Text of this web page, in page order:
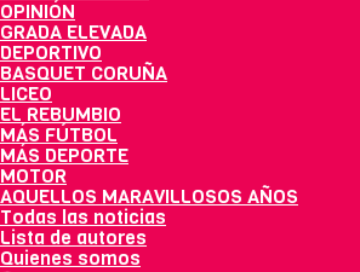
OPINIÓN
GRADA ELEVADA
DEPORTIVO
BASQUET CORUÑA
LICEO
EL REBUMBIO
MÁS FÚTBOL
MÁS DEPORTE
MOTOR
AQUELLOS MARAVILLOSOS AÑOS
Todas las noticias
Lista de autores
Quienes somos